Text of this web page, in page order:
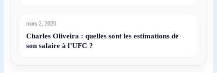
mars 2, 2026
Charles Oliveira : quelles sont les estimations de
son salaire à l’UFC ?